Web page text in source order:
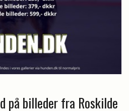
på billeder fra Roskilde